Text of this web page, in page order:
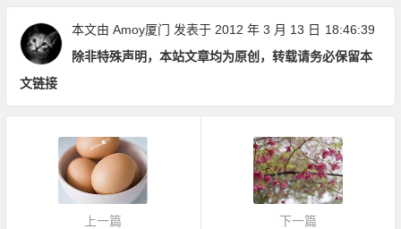
本文由 Amoy厦门 发表于 2012 年 3 月 13 日 18:46:39
除非特殊声明，本站文章均为原创，转载请务必保留本
文链接
上一篇
下一篇